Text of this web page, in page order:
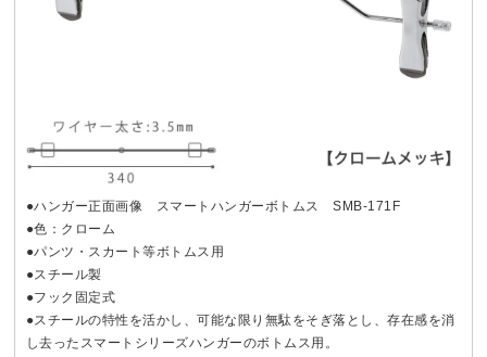
●ハンガー正面画像 スマートハンガーボトムス SMB-171F
●色：クローム
●パンツ・スカート等ボトムス用
●スチール製
●フック固定式
●スチールの特性を活かし、可能な限り無駄をそぎ落とし、存在感を消
し去ったスマートシリーズハンガーのボトムス用。